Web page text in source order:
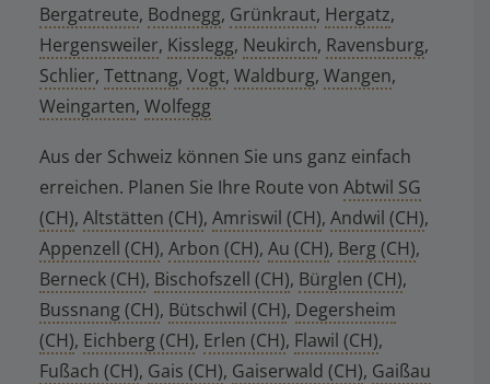
Bergatreute, Bodnegg, Grünkraut, Hergatz,
Hergensweiler, Kisslegg, Neukirch, Ravensburg,
Schlier, Tettnang, Vogt, Waldburg, Wangen,
Weingarten, Wolfegg
Aus der Schweiz können Sie uns ganz einfach
erreichen. Planen Sie Ihre Route von Abtwil SG
(CH), Altstätten (CH), Amriswil (CH), Andwil (CH),
Appenzell (CH), Arbon (CH), Au (CH), Berg (CH),
Berneck (CH), Bischofszell (CH), Bürglen (CH),
Bussnang (CH), Bütschwil (CH), Degersheim
(CH), Eichberg (CH), Erlen (CH), Flawil (CH),
Fußach (CH), Gais (CH), Gaiserwald (CH), Gaißau